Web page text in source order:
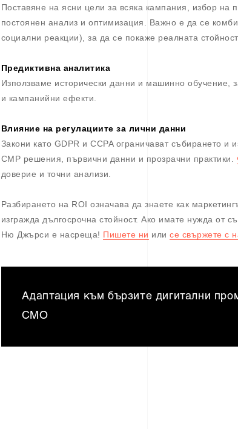
Поставяне на ясни цели за всяка кампания, избор на
постоянен анализ и оптимизация. Важно е да се
социални реакции), за да се покаже реалната стойност.
Предиктивна аналитика
Използваме исторически данни и машинно обучение,
и кампанийни ефекти.
Влияние на регулациите за лични данни
Закони като GDPR и CCPA ограничават събирането
CMP решения, първични данни и прозрачни практики.
доверие и точни анализи.
Разбирането на ROI означава да знаете как
изгражда дългосрочна стойност. Ако имате нужда от
Ню Джърси е насреща! Пишете ни илисе свържете с
Адаптация към бързите дигитални
CMO